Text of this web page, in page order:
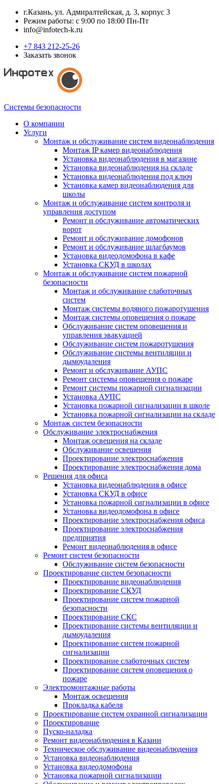
г.Казань, ул. Адмиралтейская, д. 3, корпус 3
Режим работы: с 9:00 по 18:00 Пн-Пт
info@infotech-k.ru
+7 843 212-25-26
Заказать звонок
Системы безопасности
О компании
Услуги
Монтаж и обслуживание систем видеонаблюдения
Монтаж IP камер видеонаблюдения
Установка видеонаблюдения в магазине
Установка видеонаблюдения на складе
Установка видеонаблюдения под ключ
Установка камер видеонаблюдения для
школы
Монтаж и обслуживание систем контроля и
управления доступом
Ремонт и обслуживание автоматических
ворот
Ремонт и обслуживание домофонов
Ремонт и обслуживание шлагбаумов
Установка видеодомофона в кафе
Установка СКУД в школах
Монтаж и обслуживание систем пожарной
безопасности
Монтаж и обслуживание слаботочных
систем
Монтаж системы водяного пожаротушения
Монтаж системы оповещения о пожаре
Обслуживание систем оповещения и
управления эвакуацией
Обслуживание систем пожаротушения
Обслуживание системы вентиляции и
дымоудаления
Ремонт и обслуживание АУПС
Ремонт системы оповещения о пожаре
Ремонт системы пожарной сигнализации
Установка АУПС
Установка пожарной сигнализации в школе
Установка пожарной сигнализации на складе
Монтаж систем безопасности
Обслуживание электроснабжения
Монтаж освещения на складе
Обслуживание освещения
Проектирование электроснабжения
Проектирование электроснабжения дома
Решения для офиса
Установка видеонаблюдения в офисе
Установка СКУД в офисе
Установка пожарной сигнализации в офисе
Установка видеодомофона в офисе
Проектирование электроснабжения офиса
Проектирование электроснабжения
предприятия
Ремонт видеонаблюдения в офисе
Ремонт систем безопасности
Обслуживание систем безопасности
Проектирование систем безопасности
Проектирование видеонаблюдения
Проектирование СКУД
Проектирование систем пожарной
безопасности
Проектирование СКС
Проектирование системы вентиляции и
дымоудаления
Проектирование систем пожарной
сигнализации
Проектирование слаботочных систем
Проектирование систем оповещения о
пожаре
Электромонтажные работы
Монтаж освещения
Прокладка кабеля
Проектирование систем охранной сигнализации
Проектирование
Пуско-наладка
Ремонт видеонаблюдения в Казани
Техническое обслуживание видеонаблюдения
Установка видеонаблюдения
Установка видеодомофона
Установка пожарной сигнализации